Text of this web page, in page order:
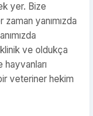
yer. Bize
zaman yanımızda
ve oldukça
veteriner hekim